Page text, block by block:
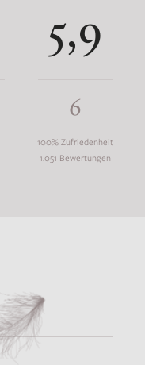
5,9
6
100% Zufriedenheit
1.051 Bewertungen